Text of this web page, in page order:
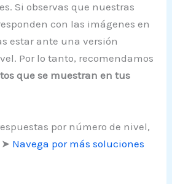
Si observas que nuestras
con las imágenes en
estar ante una versión
Por lo tanto, recomendamos
que se muestran en tus
por número de nivel,
➤ Navega por más soluciones